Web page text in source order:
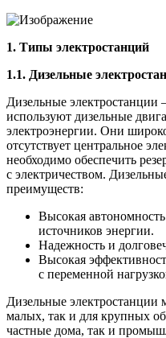
1. Типы электростанций
1.1. Дизельные
Дизельные электростанции
используют дизельные
электроэнергии. Они
отсутствует центральное
необходимо обеспечить
с электричеством.
преимуществ:
Высокая
источников энергии.
Надежность и
Высокая
с переменной
Дизельные электростанции
малых, так и для крупных
частные дома, так и